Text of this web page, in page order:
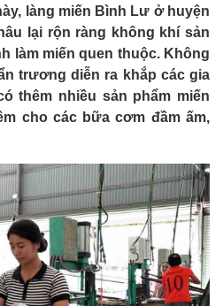
Việc làm
Biển đảo
làng miến Bình Lư ở huyện
lại rộn ràng không khí sản
làm miến quen thuộc. Không
trương diễn ra khắp các gia
thêm nhiều sản phẩm miến
cho các bữa cơm đầm ấm,